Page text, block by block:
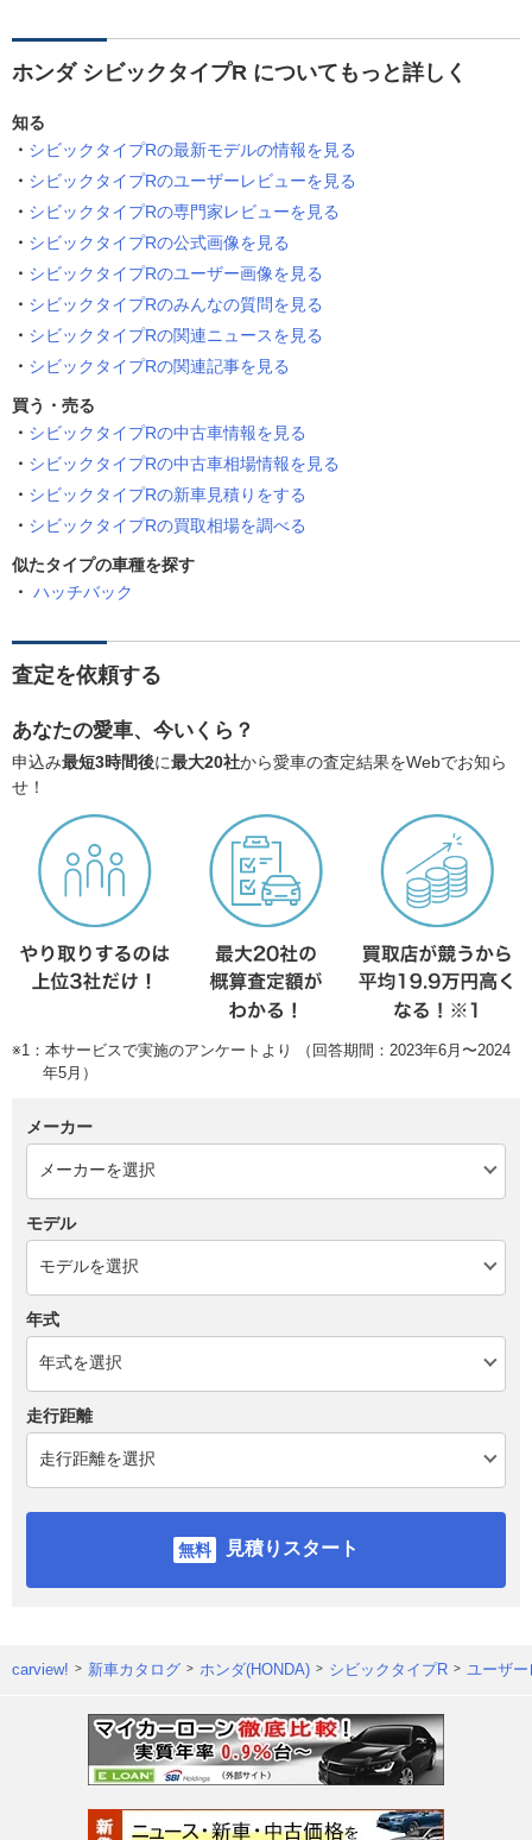
ホンダ シビックタイプR についてもっと詳しく
知る
シビックタイプRの最新モデルの情報を見る
シビックタイプRのユーザーレビューを見る
シビックタイプRの専門家レビューを見る
シビックタイプRの公式画像を見る
シビックタイプRのユーザー画像を見る
シビックタイプRのみんなの質問を見る
シビックタイプRの関連ニュースを見る
シビックタイプRの関連記事を見る
買う・売る
シビックタイプRの中古車情報を見る
シビックタイプRの中古車相場情報を見る
シビックタイプRの新車見積りをする
シビックタイプRの買取相場を調べる
似たタイプの車種を探す
ハッチバック
査定を依頼する
あなたの愛車、今いくら？
申込み最短3時間後に最大20社から愛車の査定結果をWebでお知ら
せ！
※1：本サービスで実施のアンケートより （回答期間：2023年6月〜2024
年5月）
メーカー
モデル
年式
走行距離
見積りスタート
carview! 新車カタログ ホンダ(HONDA) シビックタイプR ユーザ